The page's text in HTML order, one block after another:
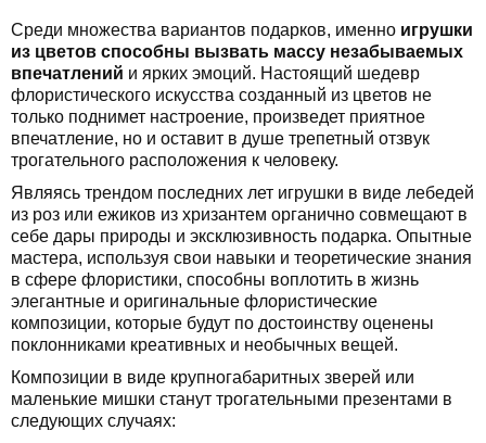
Среди множества вариантов подарков, именно игрушки
из цветов способны вызвать массу незабываемых
впечатлений и ярких эмоций. Настоящий шедевр
флористического искусства созданный из цветов не
только поднимет настроение, произведет приятное
впечатление, но и оставит в душе трепетный отзвук
трогательного расположения к человеку.
Являясь трендом последних лет игрушки в виде лебедей
из роз или ежиков из хризантем органично совмещают в
себе дары природы и эксклюзивность подарка. Опытные
мастера, используя свои навыки и теоретические знания
в сфере флористики, способны воплотить в жизнь
элегантные и оригинальные флористические
композиции, которые будут по достоинству оценены
поклонниками креативных и необычных вещей.
Композиции в виде крупногабаритных зверей или
маленькие мишки станут трогательными презентами в
следующих случаях: